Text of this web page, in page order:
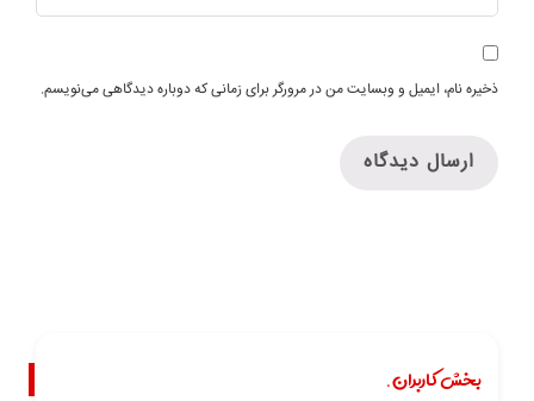
ذخیره نام، ایمیل و وبسایت من در مرورگر برای زمانی که دوباره دیدگاهی می‌نویسم.
بخش کاربران.